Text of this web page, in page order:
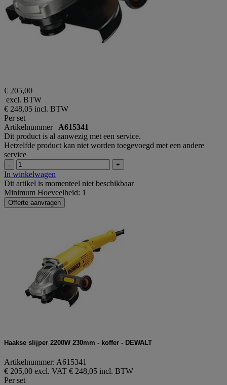
€ 205,00
excl. BTW
€ 248,05 incl. BTW
Per set
Artikelnummer A615341
Dit product is al aanwezig met een service.
Hetzelfde product kan niet worden toegevoegd met een andere
service
- +
In winkelwagen
Dit artikel is momenteel niet beschikbaar
Minimum Hoeveelheid: 1
Offerte aanvragen
Haakse slijper 2200W 230mm - koffer - DEWALT
Artikelnummer: A615341
€ 205,00 excl. VAT € 248,05 incl. BTW
Per set